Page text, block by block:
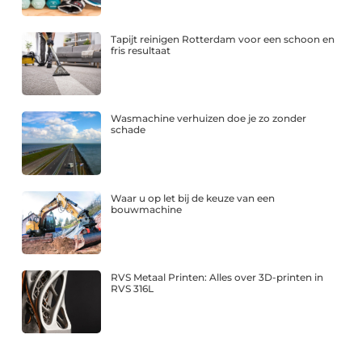
Tapijt reinigen Rotterdam voor een schoon en
fris resultaat
Wasmachine verhuizen doe je zo zonder
schade
Waar u op let bij de keuze van een
bouwmachine
RVS Metaal Printen: Alles over 3D-printen in
RVS 316L